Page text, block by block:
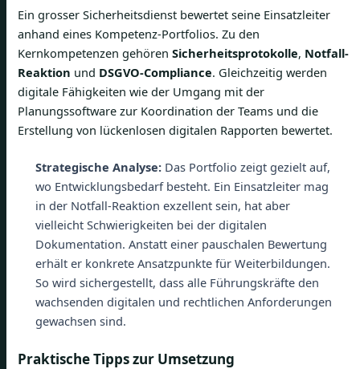
Ein grosser Sicherheitsdienst bewertet seine Einsatzleiter
anhand eines Kompetenz-Portfolios. Zu den
Kernkompetenzen gehören Sicherheitsprotokolle, Notfall-
Reaktion und DSGVO-Compliance. Gleichzeitig werden
digitale Fähigkeiten wie der Umgang mit der
Planungssoftware zur Koordination der Teams und die
Erstellung von lückenlosen digitalen Rapporten bewertet.
Strategische Analyse:Das Portfolio zeigt gezielt auf,
wo Entwicklungsbedarf besteht. Ein Einsatzleiter mag
in der Notfall-Reaktion exzellent sein, hat aber
vielleicht Schwierigkeiten bei der digitalen
Dokumentation. Anstatt einer pauschalen Bewertung
erhält er konkrete Ansatzpunkte für Weiterbildungen.
So wird sichergestellt, dass alle Führungskräfte den
wachsenden digitalen und rechtlichen Anforderungen
gewachsen sind.
Praktische Tipps zur Umsetzung